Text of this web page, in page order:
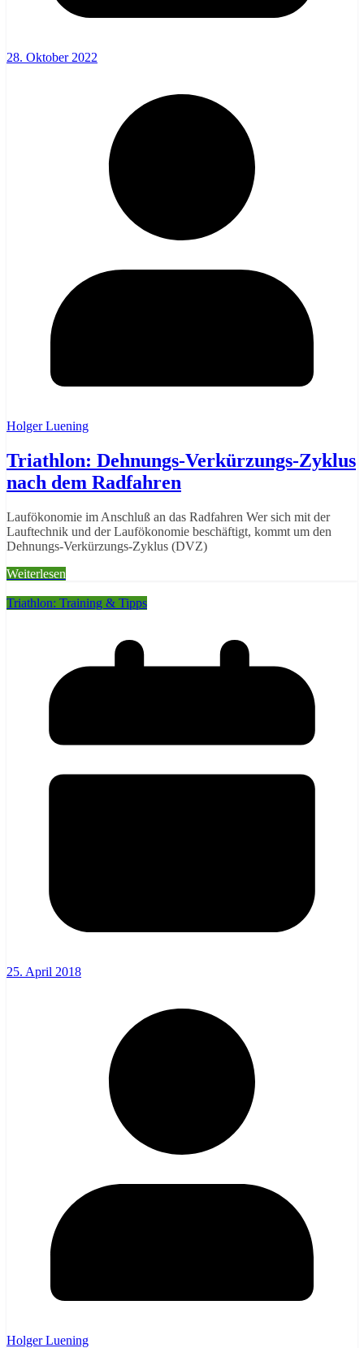
28. Oktober 2022
Holger Luening
Triathlon: Dehnungs-Verkürzungs-Zyklus
nach dem Radfahren
Laufökonomie im Anschluß an das Radfahren Wer sich mit der
Lauftechnik und der Laufökonomie beschäftigt, kommt um den
Dehnungs-Verkürzungs-Zyklus (DVZ)
Weiterlesen
Triathlon: Training & Tipps
25. April 2018
Holger Luening